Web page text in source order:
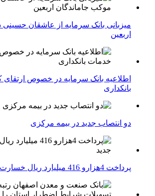
میزبانی بانک سرمایه از عاشقان
اربعین
اطلاعیه بانک سرمایه در خصوص
بانکداری
دو انتصاب جدید در بیمه مركزی
پرداخت 4هزارو 416 میلیارد ریال خسارت جدید